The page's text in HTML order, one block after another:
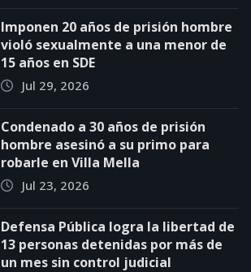
Imponen 20 años de prisión hombre
violó sexualmente a una menor de
15 años en SDE
Jul 29, 2026
Condenado a 30 años de prisión
hombre asesinó a su primo para
robarle en Villa Mella
Jul 23, 2026
Defensa Pública logra la libertad de
13 personas detenidas por más de
un mes sin control judicial